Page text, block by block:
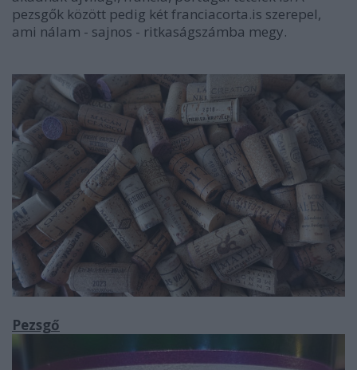
pezsgők között pedig két franciacorta.is szerepel,
ami nálam - sajnos - ritkaságszámba megy.
Pezsgő